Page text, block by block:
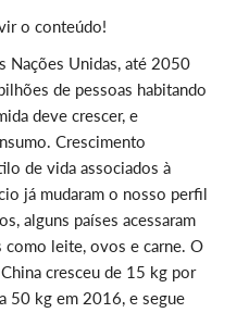
o conteúdo!
Nações Unidas, até 2050
de pessoas habitando
deve crescer, e
Crescimento
de vida associados à
já mudaram o nosso perfil
alguns países acessaram
leite, ovos e carne. O
cresceu de 15 kg por
50 kg em 2016, e segue